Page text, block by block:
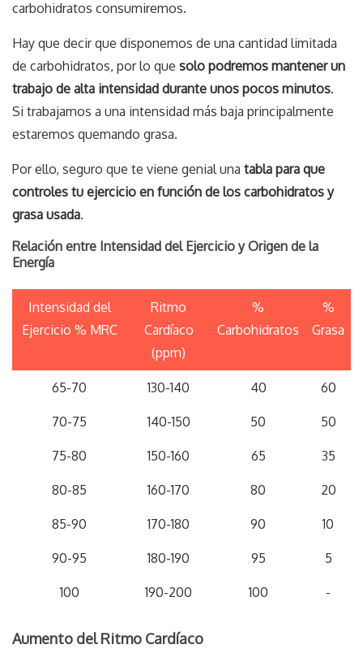
carbohidratos consumiremos.
Hay que decir que disponemos de una cantidad limitada
de carbohidratos, por lo que solo podremos mantener un
trabajo de alta intensidad durante unos pocos minutos.
Si trabajamos a una intensidad más baja principalmente
estaremos quemando grasa.
Por ello, seguro que te viene genial una tabla para que
controles tu ejercicio en función de los carbohidratos y
grasa usada.
Relación entre Intensidad del Ejercicio y Origen de la
Energía
Intensidad del
Ejercicio % MRC
Ritmo
Cardíaco
(ppm)
%
Carbohidratos
%
Grasa
Intensidad del
Ritmo
(ppm)
%
%
65-70 130-140 40 60
70-75 140-150 50 50
75-80 150-160 65 35
80-85 160-170 80 20
85-90 170-180 90 10
90-95 180-190 95 5
100 190-200 100 -
Aumento del Ritmo Cardíaco